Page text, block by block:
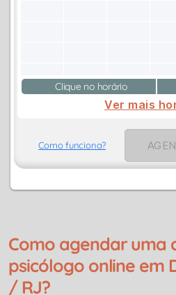
Clique no horário
Ver mais
Como funciona?
Como agendar uma
psicólogo online em
/ RJ?